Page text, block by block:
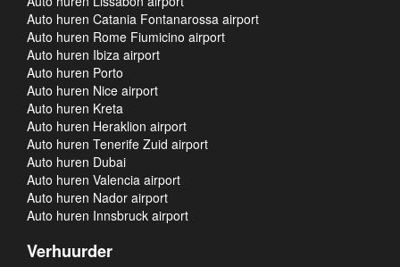
Auto huren Catania Fontanarossa airport
Auto huren Rome Fiumicino airport
Auto huren Ibiza airport
Auto huren Porto
Auto huren Nice airport
Auto huren Kreta
Auto huren Heraklion airport
Auto huren Tenerife Zuid airport
Auto huren Dubai
Auto huren Valencia airport
Auto huren Nador airport
Auto huren Innsbruck airport
Verhuurder